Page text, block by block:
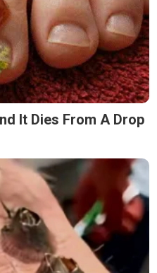
It Dies From A Drop